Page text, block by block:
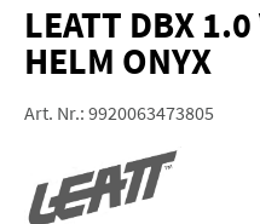
LEATT DBX
HELM ONYX
Art. Nr.: 9920063473805